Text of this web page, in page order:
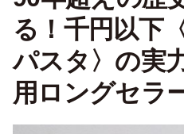
る！千円以下
パスタ〉の実
用ロングセラ